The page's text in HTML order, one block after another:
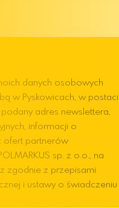
danych osobowych
w Pyskowicach, w postaci
podany adres newslettera,
informacji o
ofert partnerów
sp. z o.o., na
zgodnie z przepisami
i ustawy o świadczeniu